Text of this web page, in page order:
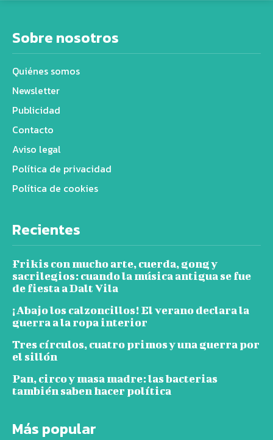
Sobre nosotros
Quiénes somos
Newsletter
Publicidad
Contacto
Aviso legal
Política de privacidad
Política de cookies
Recientes
Frikis con mucho arte, cuerda, gong y
sacrilegios: cuando la música antigua se fue
de fiesta a Dalt Vila
¡Abajo los calzoncillos! El verano declara la
guerra a la ropa interior
Tres círculos, cuatro primos y una guerra por
el sillón
Pan, circo y masa madre: las bacterias
también saben hacer política
Más popular